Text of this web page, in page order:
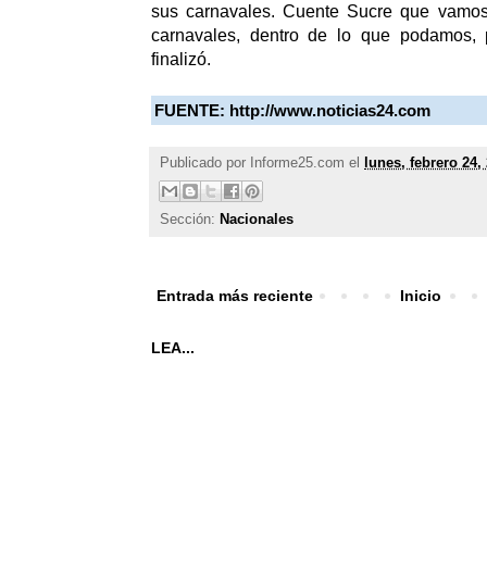
sus carnavales. Cuente Sucre que
carnavales, dentro de lo que podamos,
finalizó.
FUENTE: http://www.noticias24.com
Publicado por Informe25.com el lunes, febrero 24,
Sección: Nacionales
Entrada más reciente Inicio
LEA...